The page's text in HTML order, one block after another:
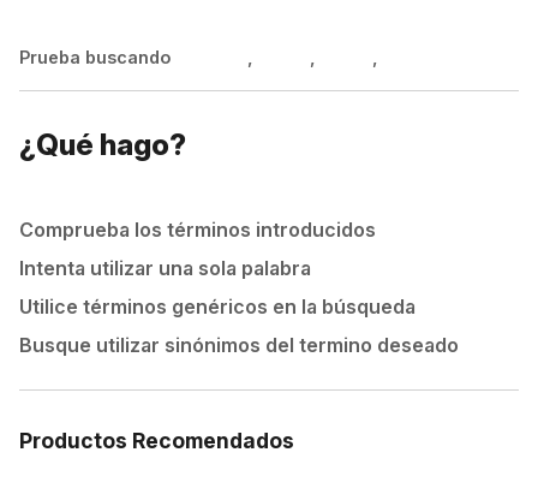
Prueba buscando , , ,
¿Qué hago?
Comprueba los términos introducidos
Intenta utilizar una sola palabra
Utilice términos genéricos en la búsqueda
Busque utilizar sinónimos del termino deseado
Productos Recomendados